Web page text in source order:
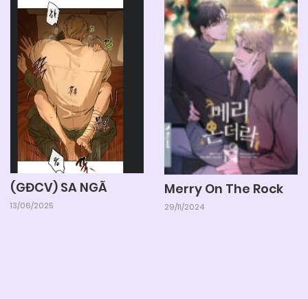
(GĐCV) SA NGÃ
13/06/2025
Merry On The Rock
29/11/2024